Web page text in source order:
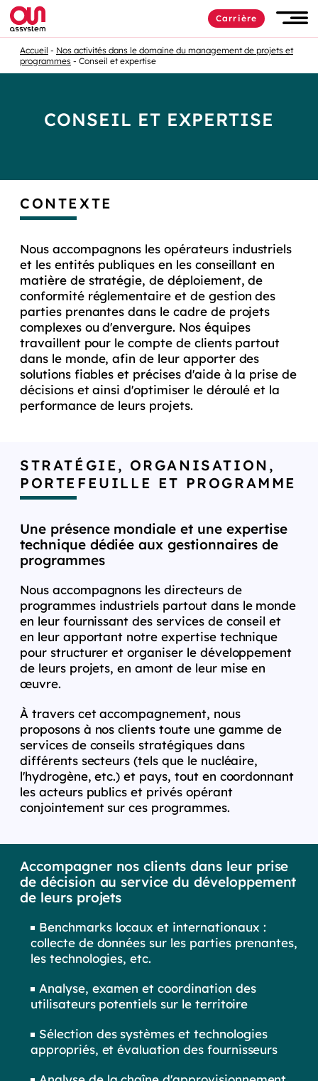
Carrière
Accueil
Nos activités dans le domaine du management de projets et
programmes
Conseil et expertise
CONSEIL ET EXPERTISE
CONTEXTE
Nous accompagnons les opérateurs industriels
et les entités publiques en les conseillant en
matière de stratégie, de déploiement, de
conformité réglementaire et de gestion des
parties prenantes dans le cadre de projets
complexes ou d'envergure. Nos équipes
travaillent pour le compte de clients partout
dans le monde, afin de leur apporter des
solutions fiables et précises d'aide à la prise de
décisions et ainsi d'optimiser le déroulé et la
performance de leurs projets.
STRATÉGIE, ORGANISATION,
PORTEFEUILLE ET PROGRAMME
Une présence mondiale et une expertise
technique dédiée aux gestionnaires de
programmes
Nous accompagnons les directeurs de
programmes industriels partout dans le monde
en leur fournissant des services de conseil et
en leur apportant notre expertise technique
pour structurer et organiser le développement
de leurs projets, en amont de leur mise en
œuvre.
À travers cet accompagnement, nous
proposons à nos clients toute une gamme de
services de conseils stratégiques dans
différents secteurs (tels que le nucléaire,
l'hydrogène, etc.) et pays, tout en coordonnant
les acteurs publics et privés opérant
conjointement sur ces programmes.​
Accompagner nos clients dans leur prise
de décision au service du développement
de leurs projets
Benchmarks locaux et internationaux :
collecte de données sur les parties prenantes,
les technologies, etc.
Analyse, examen et coordination des
utilisateurs potentiels sur le territoire
Sélection des systèmes et technologies
appropriés, et évaluation des fournisseurs